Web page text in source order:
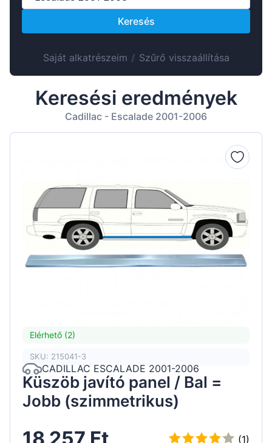
Lietuvių
Português
Latvian
Keresés
Saját alkatrészeim / Szűrő visszaállítása
Keresési eredmények
Cadillac - Escalade 2001-2006
Elérhető (2)
SKU: 215041-3
CADILLAC ESCALADE 2001-2006
Küszöb javító panel / Bal =
Jobb (szimmetrikus)
(1)